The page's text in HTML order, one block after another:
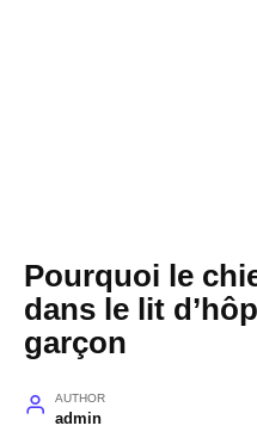
Pourquoi le
dans le lit
garçon
AUTHOR
admin